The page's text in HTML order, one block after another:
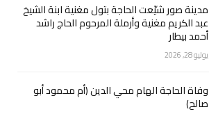
مدينة صور شيّعت الحاجة بتول مغنية ابنة الشيخ
عبد الكريم مغنية وأرملة المرحوم الحاج راشد
أحمد بيطار
يوليو 28, 2026
وفاة الحاجة الهام محي الدين (أم محمود أبو
صالح)